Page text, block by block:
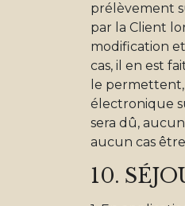
prélèvement
par la Client
modification
cas, il en est
le
électronique
sera dû,
aucun cas
10.